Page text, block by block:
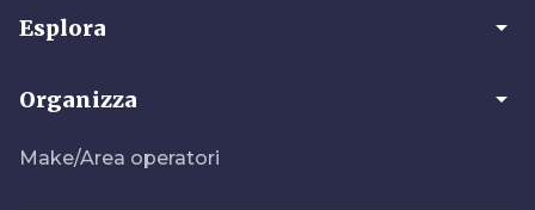
Esplora arrow_drop_down
Organizza arrow_drop_down
Make/Area operatori